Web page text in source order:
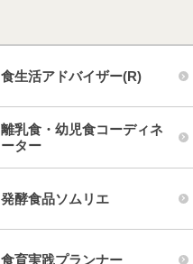
食生活アドバイザー(R)
離乳食・幼児食コーディネ
ーター
発酵食品ソムリエ
食育実践プランナー